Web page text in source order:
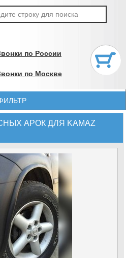
по России
по Москве
АРОК ДЛЯ KAMAZ